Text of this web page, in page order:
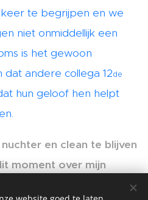
te begrijpen en we
niet onmiddellijk een
is het gewoon
andere collega 12de
hun geloof hen helpt
en clean te blijven
moment over mijn